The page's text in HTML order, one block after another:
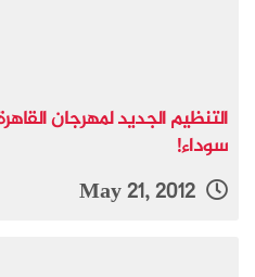
التنظيم الجديد لمهرجان
سوداء!